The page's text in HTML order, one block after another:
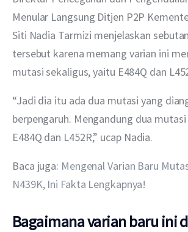
Menular Langsung Ditjen P2P
Siti Nadia Tarmizi menjelaskan
tersebut karena memang varian ini
mutasi sekaligus, yaitu E484Q dan
“Jadi dia itu ada dua mutasi yang
berpengaruh. Mengandung dua
E484Q dan L452R,” ucap Nadia.
Baca juga: Mengenal Varian Baru
N439K, Ini Fakta Lengkapnya!
Bagaimana varian baru ini